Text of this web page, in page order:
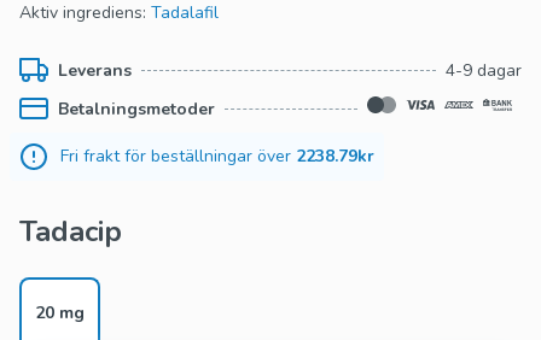
och kan ge en ökad sexuell förmåga för män som lider av
erektil dysfunktion.
Aktiv ingrediens: Tadalafil
Leverans
4-9 dagar
Betalningsmetoder
Fri frakt för beställningar över 2238.79kr
Tadacip
20 mg